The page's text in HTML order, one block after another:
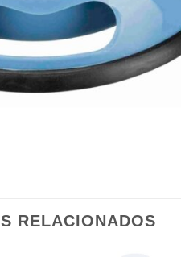
RELACIONADOS